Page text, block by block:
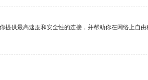
提供最高速度和安全性的连接，并帮助你在网络上自由